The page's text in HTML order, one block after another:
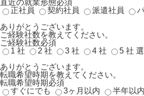
直近の就業形態必須
正社員
契約社員 派遣社員
ありがとうございます。
ご経験社数を教えてください。
ご経験社数必須
1 社
2 社 3 社 4 社 5 社
ありがとうございます。
転職希望時期を教えてください。
転職希望時期必須
すぐにでも
3ヶ月以内 半年以内